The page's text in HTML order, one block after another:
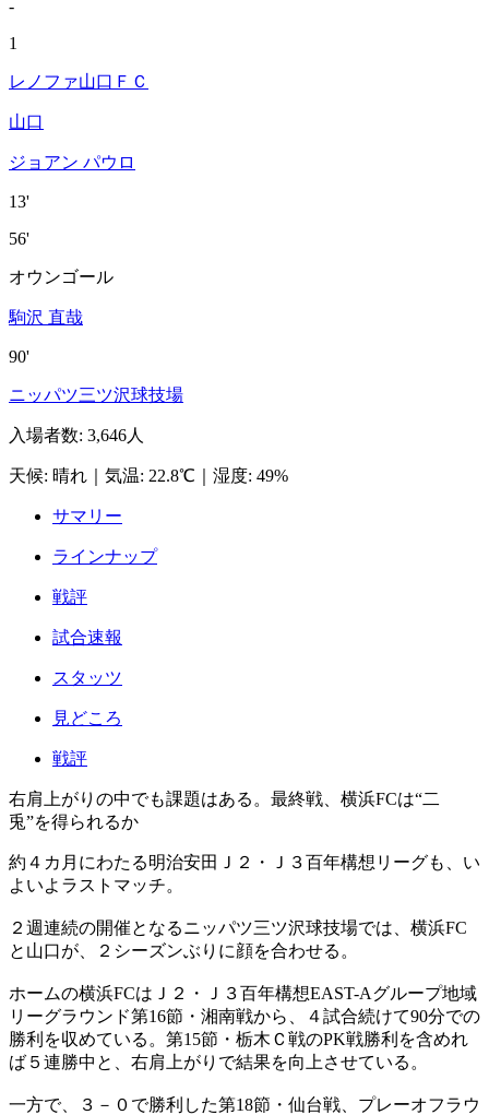
-
1
レノファ山口ＦＣ
山口
ジョアン パウロ
13'
56'
オウンゴール
駒沢 直哉
90'
ニッパツ三ツ沢球技場
入場者数: 3,646人
天候: 晴れ 気温: 22.8℃ 湿度: 49%
サマリー
ラインナップ
戦評
試合速報
スタッツ
見どころ
戦評
右肩上がりの中でも課題はある。最終戦、横浜FCは“二
兎”を得られるか
約４カ月にわたる明治安田Ｊ２・Ｊ３百年構想リーグも、い
よいよラストマッチ。
２週連続の開催となるニッパツ三ツ沢球技場では、横浜FC
と山口が、２シーズンぶりに顔を合わせる。
ホームの横浜FCはＪ２・Ｊ３百年構想EAST-Aグループ地域
リーグラウンド第16節・湘南戦から、４試合続けて90分での
勝利を収めている。第15節・栃木Ｃ戦のPK戦勝利を含めれ
ば５連勝中と、右肩上がりで結果を向上させている。
一方で、３－０で勝利した第18節・仙台戦、プレーオフラウ